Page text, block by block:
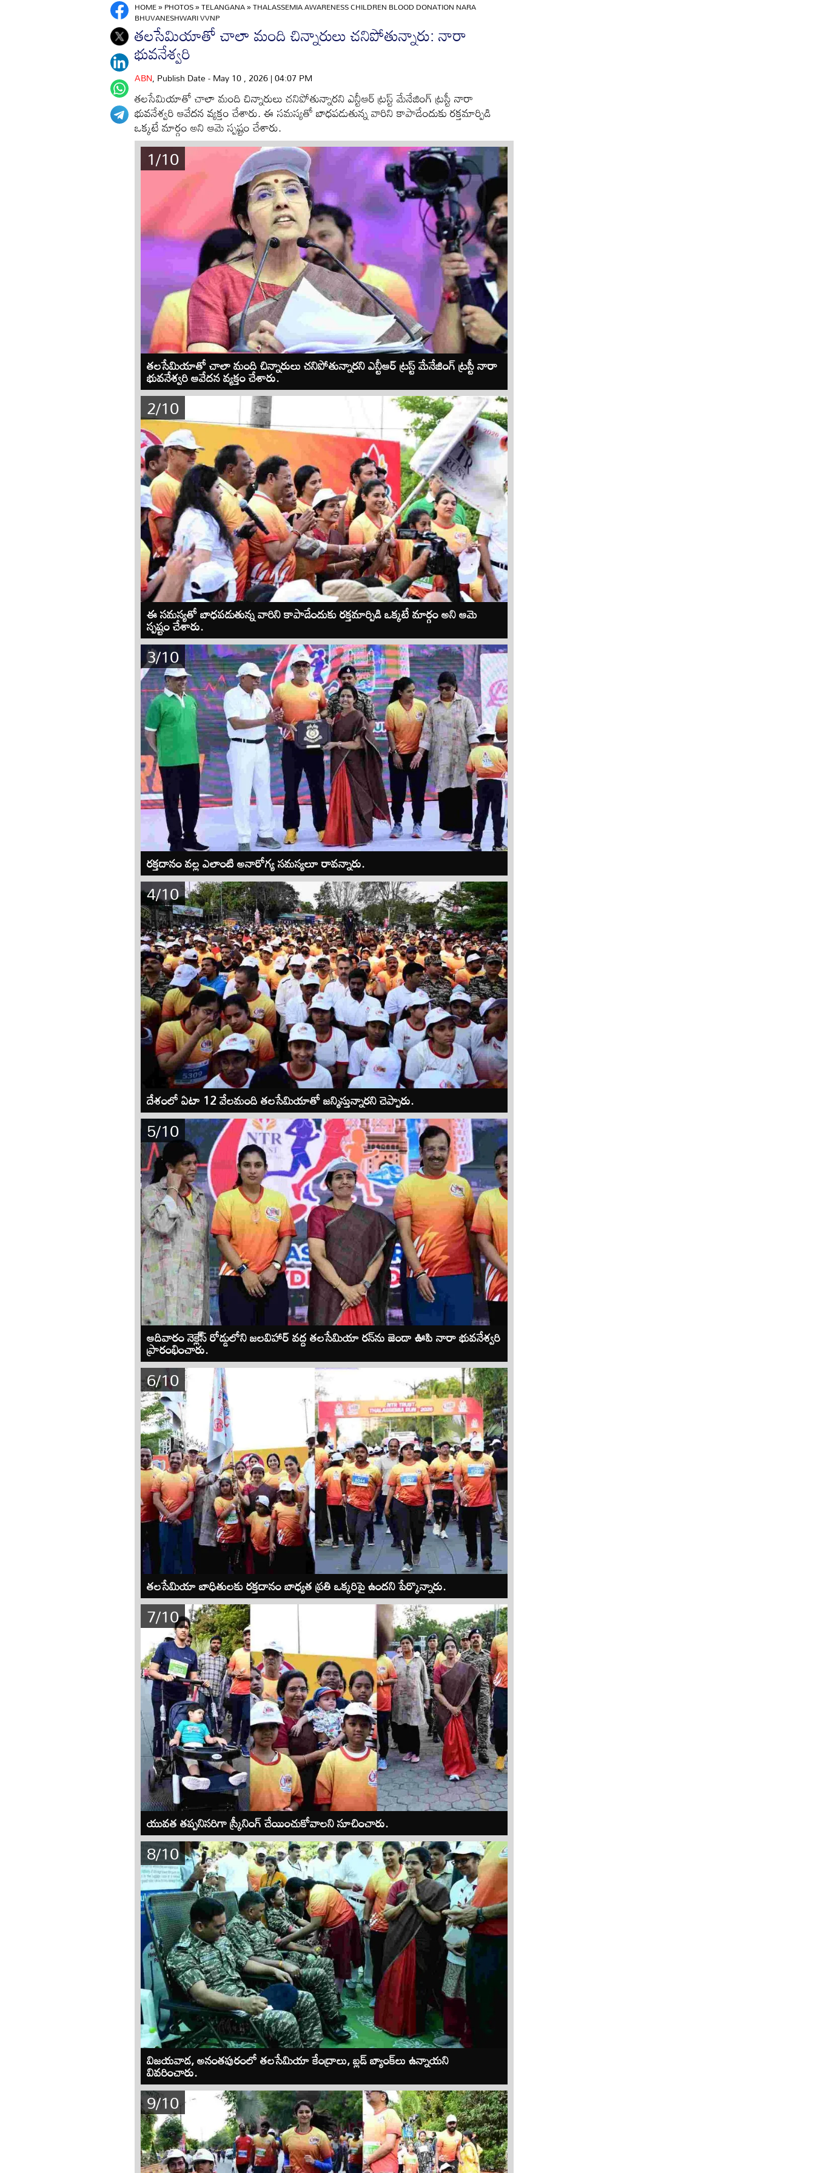
HOME»PHOTOS»TELANGANA»THALASSEMIA AWARENESS CHILDREN BLOOD DONATION NARA
BHUVANESHWARI VVNP
తలసేమియాతో చాలా మంది చిన్నారులు చనిపోతున్నారు: నారా
భువనేశ్వరి
ABN, Publish Date - May 10 , 2026 | 04:07 PM
తలసేమియాతో చాలా మంది చిన్నారులు చనిపోతున్నారని ఎన్టీఆర్ ట్రస్ట్ మేనేజింగ్ ట్రస్టీ నారా
భువనేశ్వరి ఆవేదన వ్యక్తం చేశారు. ఈ సమస్యతో బాధపడుతున్న వారిని కాపాడేందుకు రక్తమార్పిడి
ఒక్కటే మార్గం అని ఆమె స్పష్టం చేశారు.
1/10
తలసేమియాతో చాలా మంది చిన్నారులు చనిపోతున్నారని ఎన్టీఆర్ ట్రస్ట్ మేనేజింగ్ ట్రస్టీ నారా
భువనేశ్వరి ఆవేదన వ్యక్తం చేశారు.
2/10
ఈ సమస్యతో బాధపడుతున్న వారిని కాపాడేందుకు రక్తమార్పిడి ఒక్కటే మార్గం అని ఆమె
స్పష్టం చేశారు.
3/10
రక్తదానం వల్ల ఎలాంటి అనారోగ్య సమస్యలూ రావన్నారు.
4/10
దేశంలో ఏటా 12 వేలమంది తలసేమియాతో జన్మిస్తున్నారని చెప్పారు.
5/10
ఆదివారం నెక్లె్స్‌ రోడ్డులోని జలవిహార్ వద్ద తలసేమియా రన్‌ను జెండా ఊపి నారా భువనేశ్వరి
ప్రారంభించారు.
6/10
తలసేమియా బాధితులకు రక్తదానం బాధ్యత ప్రతి ఒక్కరిపై ఉందని పేర్కొన్నారు.
7/10
యువత తప్పనిసరిగా స్క్రీనింగ్‌ చేయించుకోవాలని సూచించారు.
8/10
విజయవాడ, అనంతపురంలో తలసేమియా కేంద్రాలు, బ్లడ్‌ బ్యాంక్‌లు ఉన్నాయని
వివరించారు.
9/10